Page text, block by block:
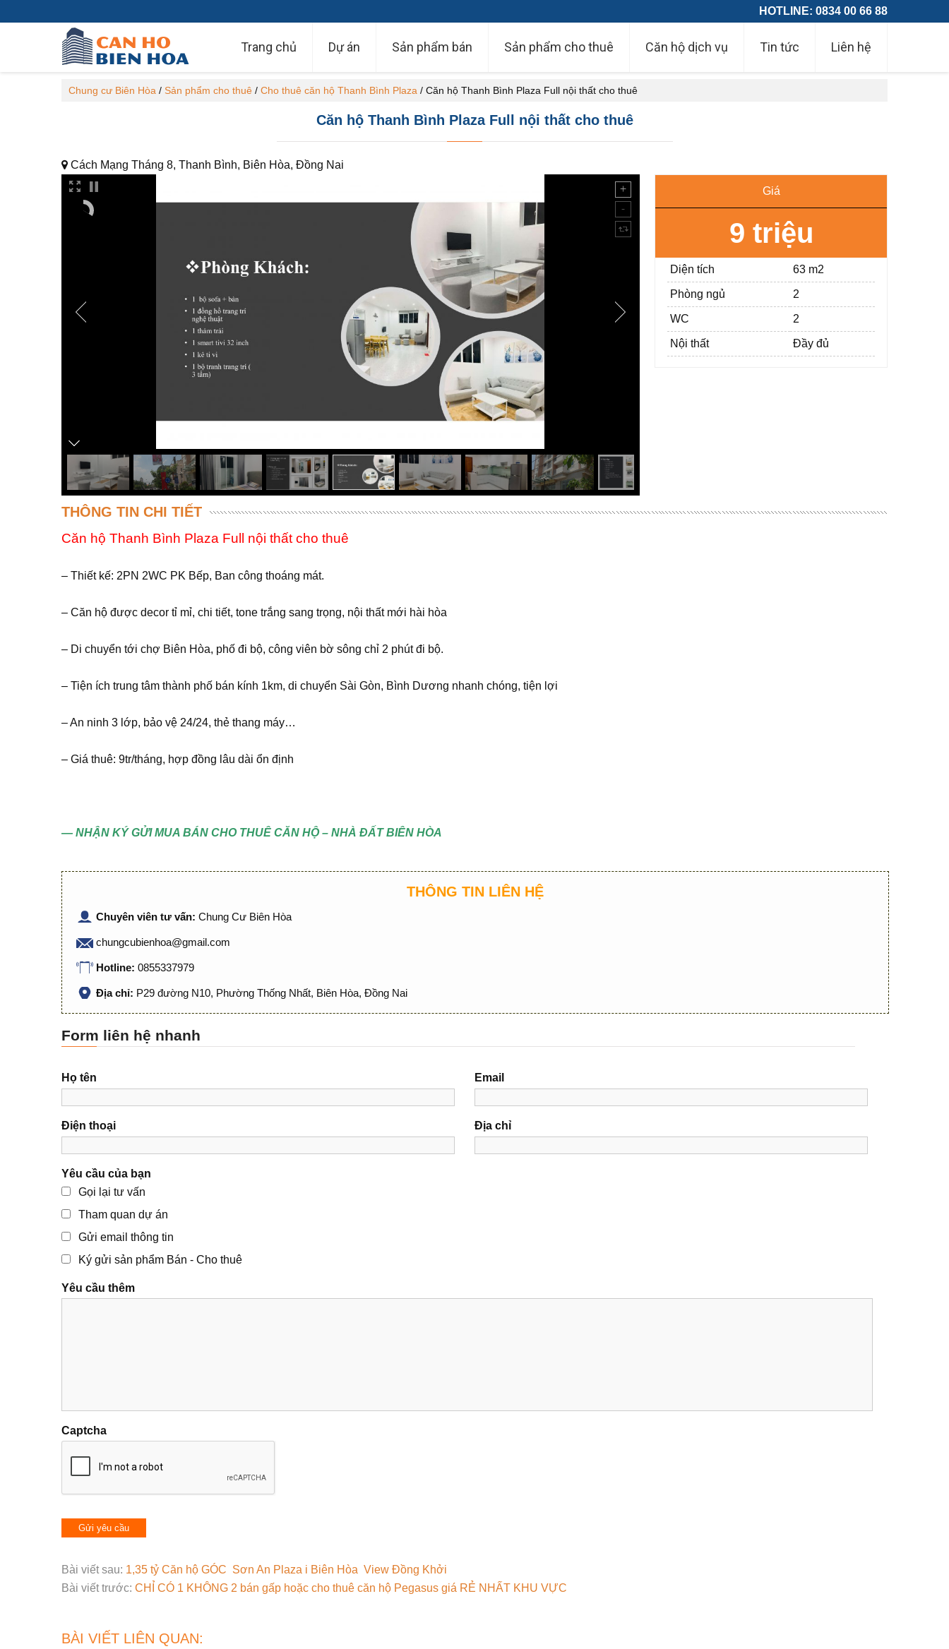
HOTLINE: 0834 00 66 88
Trang chủ Dự án Sản phẩm bán Sản phẩm cho thuê Căn hộ dịch vụ Tin tức Liên hệ
Chung cư Biên Hòa / Sản phẩm cho thuê / Cho thuê căn hộ Thanh Bình Plaza / Căn hộ Thanh Bình Plaza Full nội thất cho thuê
Căn hộ Thanh Bình Plaza Full nội thất cho thuê
Cách Mạng Tháng 8, Thanh Bình, Biên Hòa, Đồng Nai
Giá
9 triệu
Diện tích 63 m2
Phòng ngủ 2
WC 2
Nội thất Đầy đủ
THÔNG TIN CHI TIẾT
Căn hộ Thanh Bình Plaza Full nội thất cho thuê
– Thiết kế: 2PN 2WC PK Bếp, Ban công thoáng mát.
– Căn hộ được decor tỉ mỉ, chi tiết, tone trắng sang trọng, nội thất mới hài hòa
– Di chuyển tới chợ Biên Hòa, phố đi bộ, công viên bờ sông chỉ 2 phút đi bộ.
– Tiện ích trung tâm thành phố bán kính 1km, di chuyển Sài Gòn, Bình Dương nhanh chóng, tiện lợi
– An ninh 3 lớp, bảo vệ 24/24, thẻ thang máy…
– Giá thuê: 9tr/tháng, hợp đồng lâu dài ổn định
— NHẬN KÝ GỬI MUA BÁN CHO THUÊ CĂN HỘ – NHÀ ĐẤT BIÊN HÒA
THÔNG TIN LIÊN HỆ
Chuyên viên tư vấn: Chung Cư Biên Hòa
chungcubienhoa@gmail.com
Hotline: 0855337979
Địa chỉ: P29 đường N10, Phường Thống Nhất, Biên Hòa, Đồng Nai
Form liên hệ nhanh
Họ tên Email
Điện thoại Địa chỉ
Yêu cầu của bạn
Gọi lại tư vấn
Tham quan dự án
Gửi email thông tin
Ký gửi sản phẩm Bán - Cho thuê
Yêu cầu thêm
Captcha
Bài viết sau: 1,35 tỷ Căn hộ GÓC Sơn An Plaza i Biên Hòa View Đồng Khởi
Bài viết trước: CHỈ CÓ 1 KHÔNG 2 bán gấp hoặc cho thuê căn hộ Pegasus giá RẺ NHẤT KHU VỰC
BÀI VIẾT LIÊN QUAN: